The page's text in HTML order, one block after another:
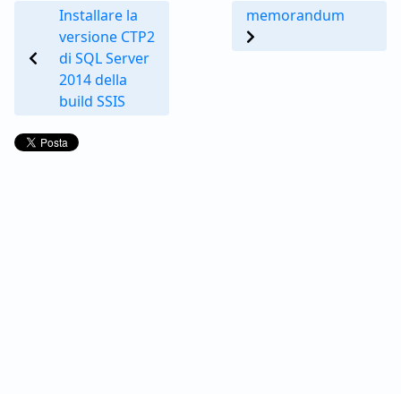
Installare la
versione CTP2
di SQL Server
2014 della
build SSIS
memorandum